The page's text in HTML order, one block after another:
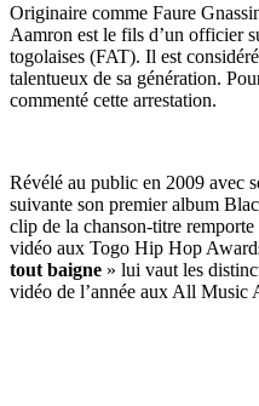
Originaire comme Faure
Aamron est le fils d’un officier
togolaises (FAT). Il est
talentueux de sa génération.
commenté cette arrestation.
Révélé au public en 2009 avec
suivante son premier album
clip de la chanson-titre
vidéo aux Togo Hip Hop
tout baigne » lui vaut les
vidéo de l’année aux All Music